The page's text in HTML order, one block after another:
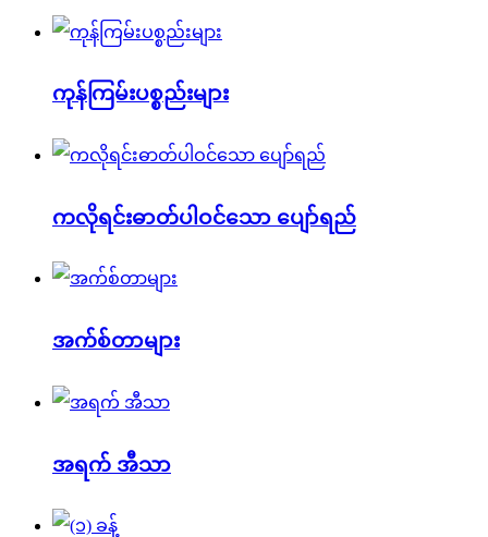
ကုန်ကြမ်းပစ္စည်းများ
ကလိုရင်းဓာတ်ပါဝင်သော ပျော်ရည်
အက်စ်တာများ
အရက် အီသာ